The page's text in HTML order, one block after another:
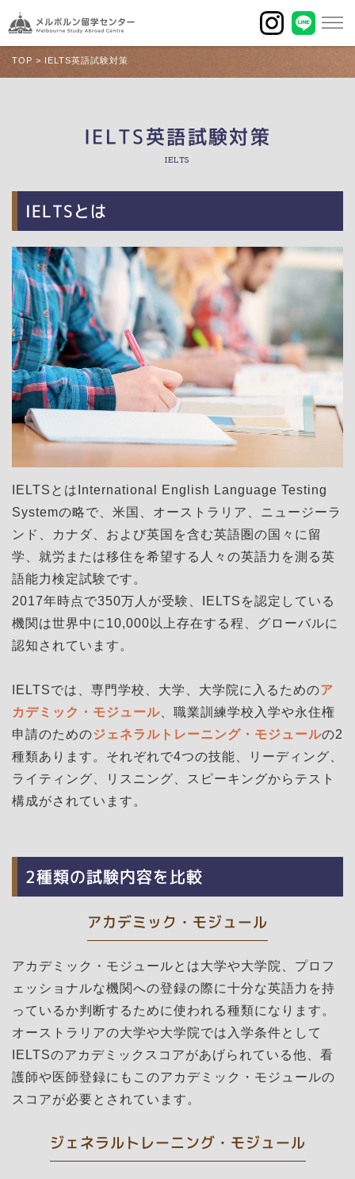
TOP > IELTS英語試験対策
IELTS英語試験対策
IELTS
IELTSとは
IELTSとはInternational English Language Testing
Systemの略で、米国、オーストラリア、ニュージーラ
ンド、カナダ、および英国を含む英語圏の国々に留
学、就労または移住を希望する人々の英語力を測る英
語能力検定試験です。
2017年時点で350万人が受験、IELTSを認定している
機関は世界中に10,000以上存在する程、グローバルに
認知されています。
IELTSでは、専門学校、大学、大学院に入るためのア
カデミック・モジュール 、職業訓練学校入学や永住権
申請のためのジェネラルトレーニング・モジュールの2
種類あります。それぞれで4つの技能、リーディング、
ライティング、リスニング、スピーキングからテスト
構成がされています。
2種類の試験内容を比較
アカデミック・モジュール
アカデミック・モジュールとは大学や大学院、プロフ
ェッショナルな機関への登録の際に十分な英語力を持
っているか判断するために使われる種類になります。
オーストラリアの大学や大学院では入学条件として
IELTSのアカデミックスコアがあげられている他、看
護師や医師登録にもこのアカデミック・モジュールの
スコアが必要とされています。
ジェネラルトレーニング・モジュール